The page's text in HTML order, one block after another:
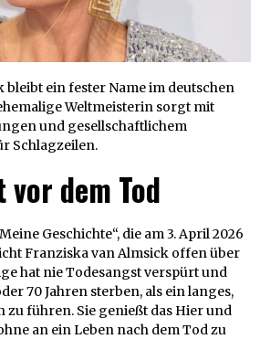
bleibt ein fester Name im deutschen
Weltmeisterin sorgt mit
und gesellschaftlichem
Schlagzeilen.
dem Tod
Geschichte“, die am 3. April 2026
Franziska van Almsick offen über
hat nie Todesangst verspürt und
70 Jahren sterben, als ein langes,
zu führen. Sie genießt das Hier und
an ein Leben nach dem Tod zu